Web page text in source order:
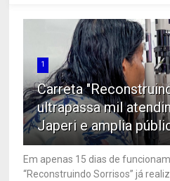
1
Carreta
ultrapassa mil
Japeri e amplia
Em apenas 15 dias de
“Reconstruindo Sorrisos” já